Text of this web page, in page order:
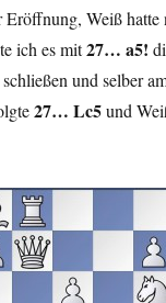
Eröffnung, Weiß
ich es mit27… a5!
und selber
27… Lc5und